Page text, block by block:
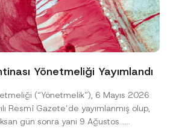
Yönetmeliği Yayımlandı
(“Yönetmelik”), 6 Mayıs 2026
Resmî Gazete’de yayımlanmış olup,
gün sonra yani 9 Ağustos...